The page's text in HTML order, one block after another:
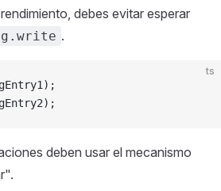
debes evitar esperar
.
ts
deben usar el mecanismo